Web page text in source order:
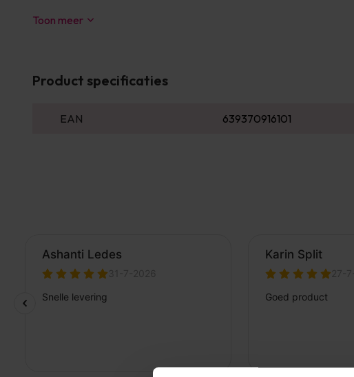
Toon meer
Product specificaties
EAN 639370916101